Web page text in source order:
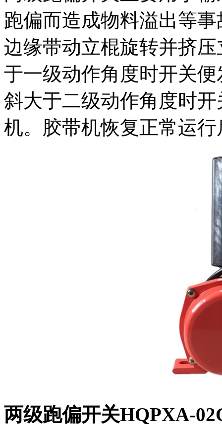
跑偏而造成物料溢出等
边缘带动立棍旋转并挤
于一级动作角度时开关
斜大于二级动作角度时
机。胶带机恢复正常运
两级跑偏开关HQPXA-